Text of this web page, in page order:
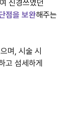
신경쓰였던
점을 보완해주는
며, 시술 시
고 섬세하게